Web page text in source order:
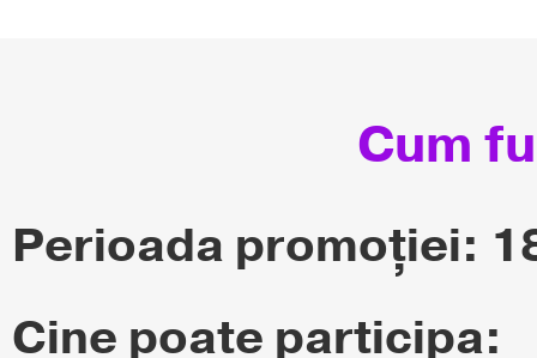
Cum
Perioada promoției:
Cine poate participa: